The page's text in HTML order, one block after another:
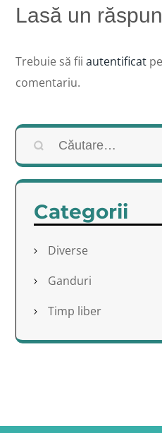
Lasă un
Trebuie să fii autentificat
comentariu.
Caută
după:
Categorii
Diverse
Ganduri
Timp liber